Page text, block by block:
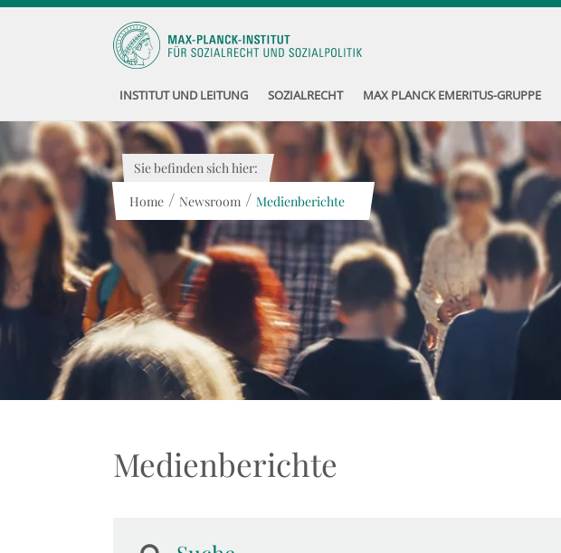
INSTITUT UND LEITUNG SOZIALRECHT MAX PLANCK EMERITUS-GRUPPE
Sie befinden sich hier:
Home / Newsroom / Medienberichte
Medienberichte